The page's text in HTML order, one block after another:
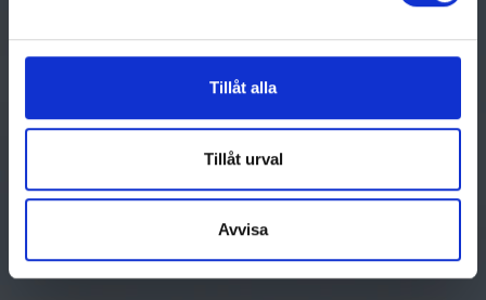
Tillåt alla
Tillåt urval
Avvisa
GÖRA
Kultur & historia
Design & shopping
UPPTÄCK VÄRMLAND
Resa hit
Destination Värmland